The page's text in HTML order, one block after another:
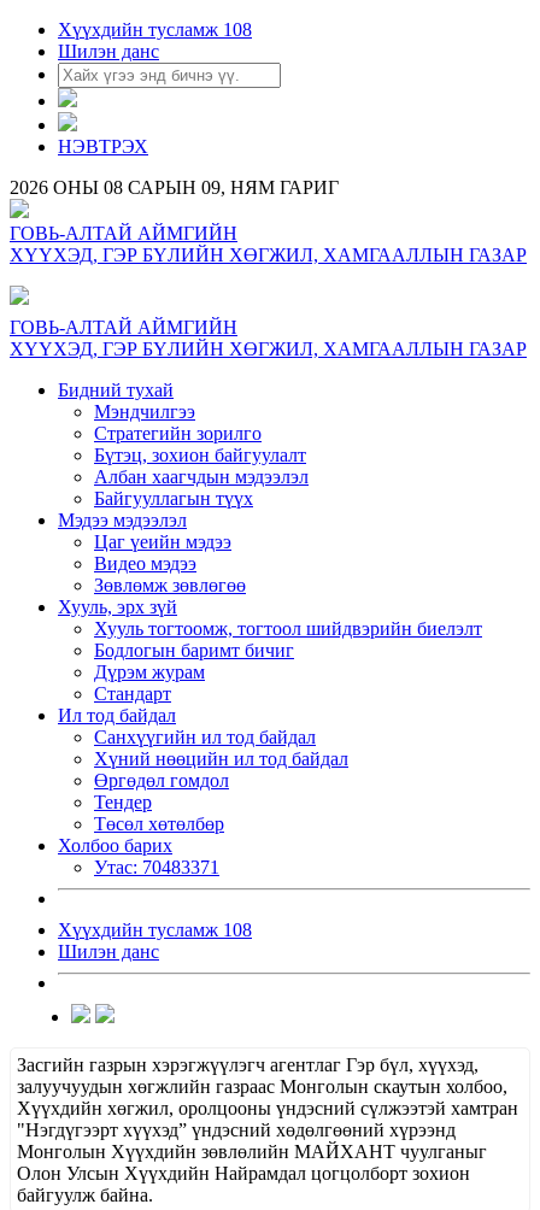
Хүүхдийн тусламж 108
Шилэн данс
НЭВТРЭХ
2026 ОНЫ 08 САРЫН 09, НЯМ ГАРИГ
ГОВЬ-АЛТАЙ АЙМГИЙН
ХҮҮХЭД, ГЭР БҮЛИЙН ХӨГЖИЛ, ХАМГААЛЛЫН ГАЗАР
ГОВЬ-АЛТАЙ АЙМГИЙН
ХҮҮХЭД, ГЭР БҮЛИЙН ХӨГЖИЛ, ХАМГААЛЛЫН ГАЗАР
Бидний тухай
Мэндчилгээ
Стратегийн зорилго
Бүтэц, зохион байгуулалт
Албан хаагчдын мэдээлэл
Байгууллагын түүх
Мэдээ мэдээлэл
Цаг үеийн мэдээ
Видео мэдээ
Зөвлөмж зөвлөгөө
Хууль, эрх зүй
Хууль тогтоомж, тогтоол шийдвэрийн биелэлт
Бодлогын баримт бичиг
Дүрэм журам
Стандарт
Ил тод байдал
Санхүүгийн ил тод байдал
Хүний нөөцийн ил тод байдал
Өргөдөл гомдол
Тендер
Төсөл хөтөлбөр
Холбоо барих
Утас: 70483371
Хүүхдийн тусламж 108
Шилэн данс
Засгийн газрын хэрэгжүүлэгч агентлаг Гэр бүл, хүүхэд,
залуучуудын хөгжлийн газраас Монголын скаутын холбоо,
Хүүхдийн хөгжил, оролцооны үндэсний сүлжээтэй хамтран
"Нэгдүгээрт хүүхэд” үндэсний хөдөлгөөний хүрээнд
Монголын Хүүхдийн зөвлөлийн МАЙХАНТ чуулганыг
Олон Улсын Хүүхдийн Найрамдал цогцолборт зохион
байгуулж байна.